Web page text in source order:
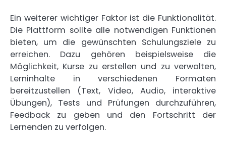
Ein weiterer wichtiger Faktor ist die Funktionalität.
Die Plattform sollte alle notwendigen Funktionen
bieten, um die gewünschten Schulungsziele zu
erreichen. Dazu gehören beispielsweise die
Möglichkeit, Kurse zu erstellen und zu verwalten,
Lerninhalte in verschiedenen Formaten
bereitzustellen (Text, Video, Audio, interaktive
Übungen), Tests und Prüfungen durchzuführen,
Feedback zu geben und den Fortschritt der
Lernenden zu verfolgen.